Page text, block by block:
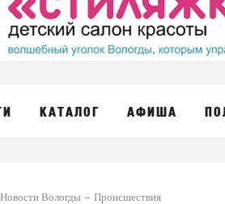
КАТАЛОГ АФИША
Новости Вологды Происшествия